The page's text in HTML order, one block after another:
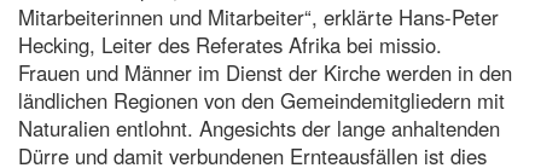
Mitarbeiterinnen und Mitarbeiter“, erklärte Hans-Peter
Hecking, Leiter des Referates Afrika bei missio.
Frauen und Männer im Dienst der Kirche werden in den
ländlichen Regionen von den Gemeindemitgliedern mit
Naturalien entlohnt. Angesichts der lange anhaltenden
Dürre und damit verbundenen Ernteausfällen ist dies